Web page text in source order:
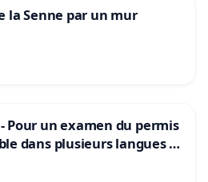
la Senne par un mur
Pour un examen du permis
dans plusieurs langues à